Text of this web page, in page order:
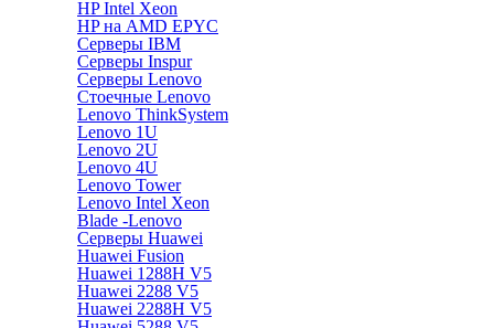
HP Intel Xeon
HP на AMD EPYC
Серверы IBM
Серверы Inspur
Серверы Lenovo
Стоечные Lenovo
Lenovo ThinkSystem
Lenovo 1U
Lenovo 2U
Lenovo 4U
Lenovo Tower
Lenovo Intel Xeon
Blade -Lenovo
Серверы Huawei
Huawei Fusion
Huawei 1288H V5
Huawei 2288 V5
Huawei 2288H V5